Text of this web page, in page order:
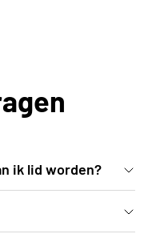
ik lid worden?
senior die
activiteiten deel